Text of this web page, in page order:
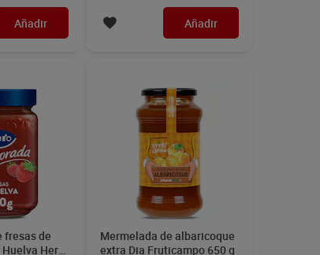
Añadir Añadir
fresas de
Hero
Mermelada de albaricoque
extra Dia Fruticampo 650 g